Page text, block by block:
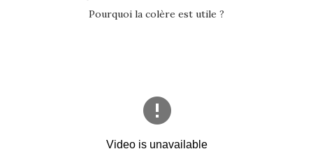
Pourquoi la colère est utile ?